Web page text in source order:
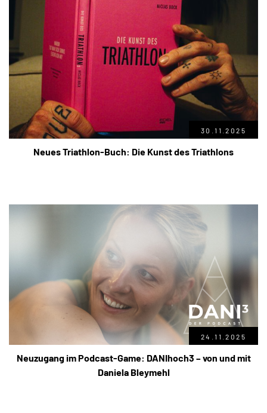
30.11.2025
Neues Triathlon-Buch: Die Kunst des Triathlons
24.11.2025
Neuzugang im Podcast-Game: DANIhoch3 – von und mit
Daniela Bleymehl